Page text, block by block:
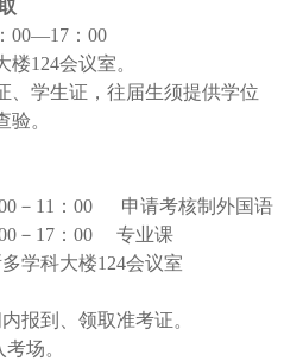
00—17：00
楼124会议室。
、学生证，往届生须提供学位
验。
－11：00 申请考核制外国语
－17：00 专业课
学科大楼124会议室
报到、领取准考证。
考场。